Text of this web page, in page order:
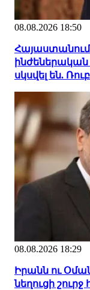
08.08.2026 18:50
Հայաստանում
ինժեներական
սկսվել են.
08.08.2026 18:29
Իրանն ու
նեղուցի